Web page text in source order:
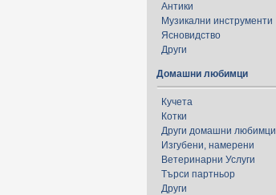
Антики
Музикални инструменти
Ясновидство
Други
Домашни любимци
Кучета
Котки
Други домашни любимци
Изгубени, намерени
Ветеринарни Услуги
Търси партньор
Други